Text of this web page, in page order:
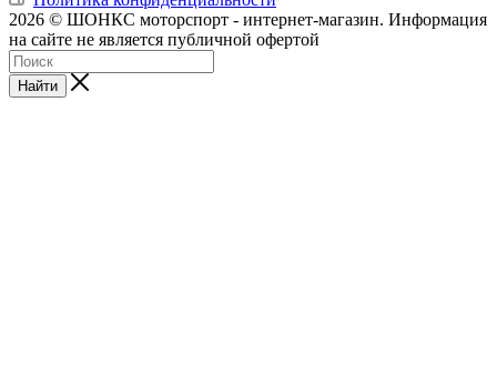
2026 © ШОНКС моторспорт - интернет-магазин. Информация
на сайте не является публичной офертой
Найти